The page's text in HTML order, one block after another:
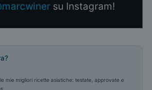
su Instagram!
mie migliori ricette asiatiche: testate, approvate e